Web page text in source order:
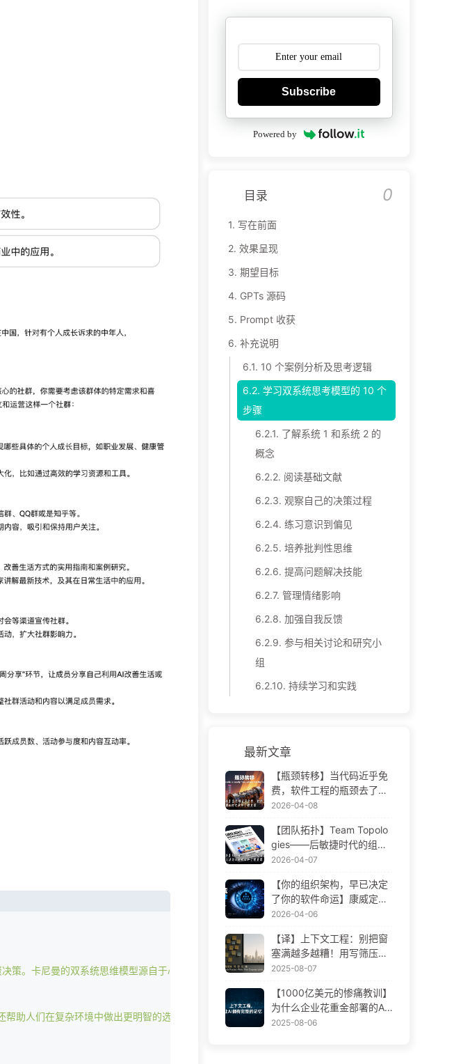
策。卡尼曼的双系统思维模型源自于心理学，强调了人类思维分为两种类型：系统1（快速、直觉的）和
助人们在复杂环境中做出更明智的选择。探讨芒格如何使用卡尼曼的双系统思维模型，可以帮助我们更
Subscribe
Powered by
目录 0
1. 写在前面
2. 效果呈现
3. 期望目标
4. GPTs 源码
5. Prompt 收获
6. 补充说明
6.1. 10 个案例分析及思考逻辑
6.2. 学习双系统思考模型的 10 个
步骤
6.2.1. 了解系统 1 和系统 2 的
概念
6.2.2. 阅读基础文献
6.2.3. 观察自己的决策过程
6.2.4. 练习意识到偏见
6.2.5. 培养批判性思维
6.2.6. 提高问题解决技能
6.2.7. 管理情绪影响
6.2.8. 加强自我反馈
6.2.9. 参与相关讨论和研究小
组
6.2.10. 持续学习和实践
最新文章
【瓶颈转移】当代码近乎免
费，软件工程的瓶颈去了哪
里 AI 时代软件工程变革——
2026-04-08
【团队拓扑】Team Topolo
gies——后敏捷时代的组织
设计方法论 AI 时代软件工程
2026-04-07
【你的组织架构，早已决定
了你的软件命运】康威定律
——被低估了 56 年的管理
——慢慢学AI171
2026-04-06
【译】上下文工程：别把窗
塞满越多越糟！用写筛压隔
四步，警惕投毒干扰混淆冲
学AI170
2025-08-07
【1000亿美元的惨痛教训】
为什么企业花重金部署的AI
助手，总在关键时刻“失
2025-08-06